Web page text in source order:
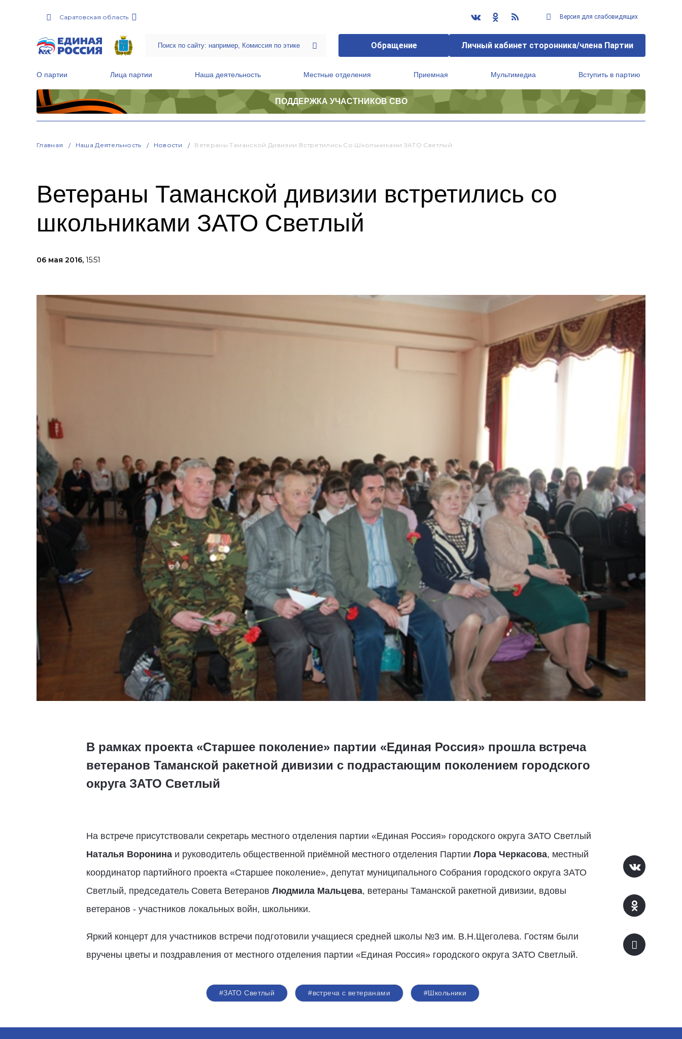
Саратовская область Версия для слабовидящих
Обращение Личный кабинет сторонника/члена Партии
О партии Лица партии Наша деятельность Местные отделения Приемная Мультимедиа Вступить в партию
ПОДДЕРЖКА УЧАСТНИКОВ СВО
Главная Наша Деятельность Новости Ветераны Таманской Дивизии Встретились Со Школьниками ЗАТО Светлый
Ветераны Таманской дивизии встретились со
школьниками ЗАТО Светлый
06 мая 2016, 15:51
В рамках проекта «Старшее поколение» партии «Единая Россия» прошла встреча
ветеранов Таманской ракетной дивизии с подрастающим поколением городского
округа ЗАТО Светлый
На встрече присутствовали секретарь местного отделения партии «Единая Россия» городского округа ЗАТО Светлый
Наталья Воронинаи руководитель общественной приёмной местного отделения Партии Лора Черкасова, местный
координатор партийного проекта «Старшее поколение», депутат муниципального Собрания городского округа ЗАТО
Светлый, председатель Совета Ветеранов Людмила Мальцева, ветераны Таманской ракетной дивизии, вдовы
ветеранов - участников локальных войн, школьники.
Яркий концерт для участников встречи подготовили учащиеся средней школы №3 им. В.Н.Щеголева. Гостям были
вручены цветы и поздравления от местного отделения партии «Единая Россия» городского округа ЗАТО Светлый.
#ЗАТО Светлый #встреча с ветеранами #Школьники